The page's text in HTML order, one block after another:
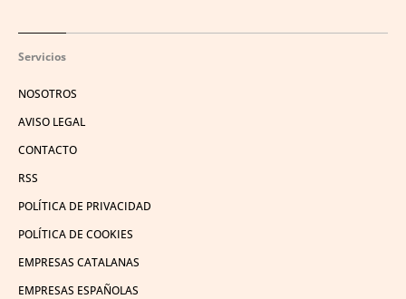
Servicios
NOSOTROS
AVISO LEGAL
CONTACTO
RSS
POLÍTICA DE PRIVACIDAD
POLÍTICA DE COOKIES
EMPRESAS CATALANAS
EMPRESAS ESPAÑOLAS